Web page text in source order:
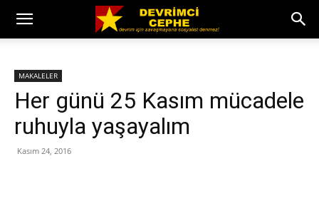
MAKALELER
Her günü 25 Kasım mücadele
ruhuyla yaşayalım
Kasım 24, 2016